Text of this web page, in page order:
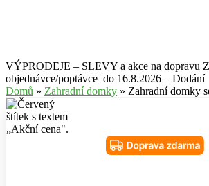
VÝPRODEJE – SLEVY a akce na dopravu
objednávce/poptávce do 16.8.2026 –
Domů » Zahradní domky » Zahradní domky